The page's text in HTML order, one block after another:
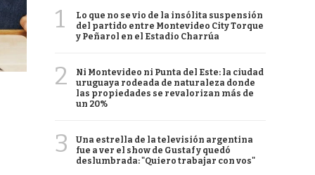
1
Lo que no se vio de la insólita suspensión
del partido entre Montevideo City Torque
y Peñarol en el Estadio Charrúa
2
Ni Montevideo ni Punta del Este: la ciudad
uruguaya rodeada de naturaleza donde
las propiedades se revalorizan más de
un 20%
3
Una estrella de la televisión argentina
fue a ver el show de Gustaf y quedó
deslumbrada: "Quiero trabajar con vos"